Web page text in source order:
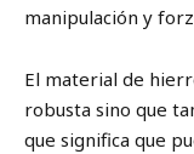
manipulación y
El material de
robusta sino que
que significa que